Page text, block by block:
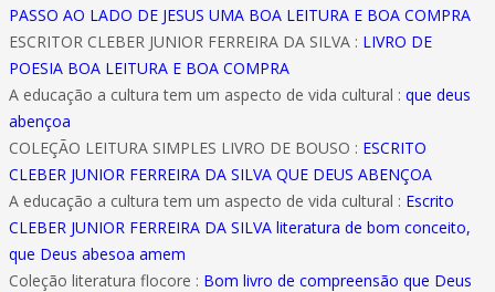
PASSO AO LADO DE JESUS UMA BOA LEITURA E BOA COMPRA
ESCRITOR CLEBER JUNIOR FERREIRA DA SILVA : LIVRO DE
POESIA BOA LEITURA E BOA COMPRA
A educação a cultura tem um aspecto de vida cultural : que deus
abençoa
COLEÇÃO LEITURA SIMPLES LIVRO DE BOUSO : ESCRITO
CLEBER JUNIOR FERREIRA DA SILVA QUE DEUS ABENÇOA
A educação a cultura tem um aspecto de vida cultural : Escrito
CLEBER JUNIOR FERREIRA DA SILVA literatura de bom conceito,
que Deus abesoa amem
Coleção literatura flocore : Bom livro de compreensão que Deus